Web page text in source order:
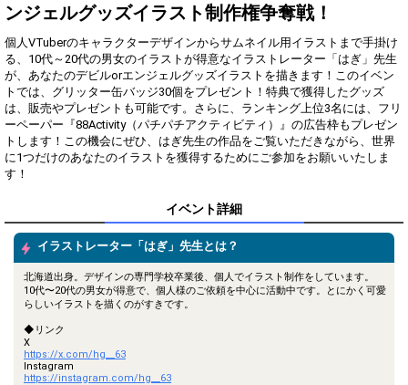
Gifting
Throw gifts to the stage and join
the live performance.
First, try throwing free Stars
(once a day)! You can also charge
Show Gold to purchase gifts
(available from 1 JPY)! When you
continue to send gifts to the
performer(s), the performer's
popularity ranking and your
To cheer on performers, you can
To send performers paid items,
you must use Show Gold.
Comments
You can post comments. Please
refrain from posting comments
that may offend performers or
other users.
ンジェルグッズイラスト制作権争奪戦！
個人VTuberのキャラクターデザインからサムネイル用イラストまで手掛け
る、10代～20代の男女のイラストが得意なイラストレーター「はぎ」先生
が、あなたのデビルorエンジェルグッズイラストを描きます！このイベン
トでは、グリッター缶バッジ30個をプレゼント！特典で獲得したグッズ
は、販売やプレゼントも可能です。さらに、ランキング上位3名には、フリ
ーペーパー『88Activity（パチパチアクティビティ）』の広告枠もプレゼン
トします！この機会にぜひ、はぎ先生の作品をご覧いただきながら、世界
に1つだけのあなたのイラストを獲得するためにご参加をお願いいたしま
す！
イベント詳細
イラストレーター「はぎ」先生とは？
北海道出身。デザインの専門学校卒業後、個人でイラスト制作をしています。
10代〜20代の男女が得意で、個人様のご依頼を中心に活動中です。とにかく可愛
らしいイラストを描くのがすきです。
◆リンク
X
https://x.com/hg__63
Instagram
https://instagram.com/hg__63